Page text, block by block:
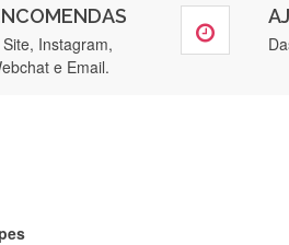
Instagram,
e Email.
feita de muitas certamente❤️
o transporte, muito obrigada ,